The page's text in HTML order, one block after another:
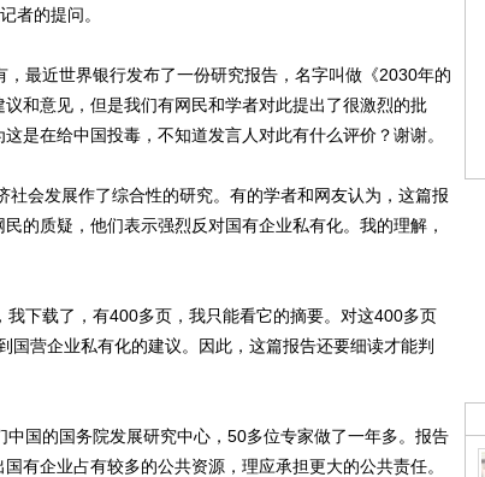
者的提问。
最近世界银行发布了一份研究报告，名字叫做《2030年的
和意见，但是我们有网民和学者对此提出了很激烈的批
是在给中国投毒，不知道发言人对此有什么评价？谢谢。
会发展作了综合性的研究。有的学者和网友认为，这篇报
的质疑，他们表示强烈反对国有企业私有化。我的理解，
下载了，有400多页，我只能看它的摘要。对这400多页
国营企业私有化的建议。因此，这篇报告还要细读才能判
国的国务院发展研究中心，50多位专家做了一年多。报告
有企业占有较多的公共资源，理应承担更大的公共责任。